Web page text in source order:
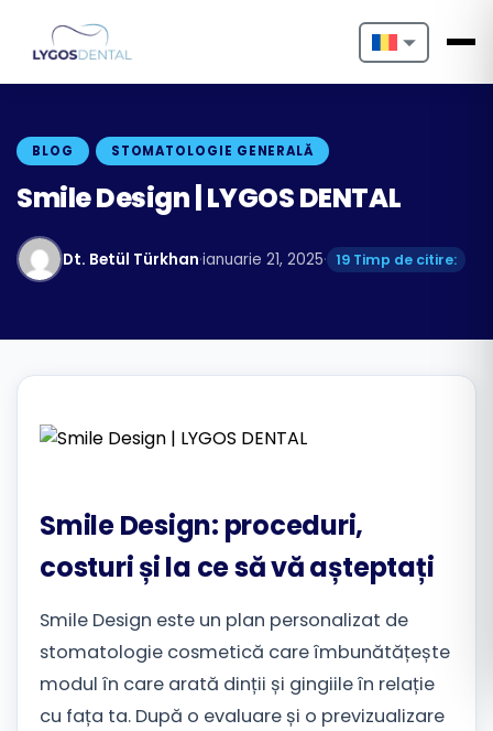
Nederlands
Français
Español
Русский
BLOG STOMATOLOGIE GENERALĂ
Smile Design | LYGOS DENTAL
Dt. Betül Türkhan·ianuarie 21, 2025· 19 Timp de citire:
Smile Design: proceduri,
costuri și la ce să vă așteptați
Smile Design este un plan personalizat de
stomatologie cosmetică care îmbunătățește
modul în care arată dinții și gingiile în relație
cu fața ta. După o evaluare și o previzualizare